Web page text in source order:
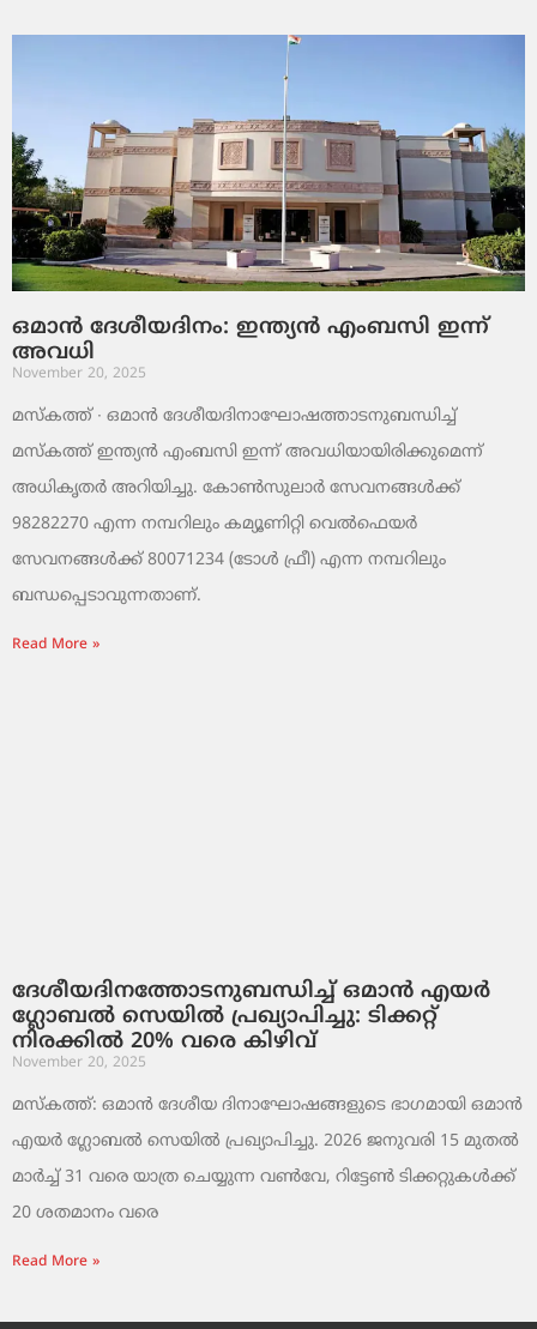
ഒമാൻ ദേശീയദിനം: ഇന്ത്യൻ എംബസി ഇന്ന്
അവധി
November 20, 2025
മസ്‌കത്ത് ∙ ഒമാൻ ദേശീയദിനാഘോഷത്താടനുബന്ധിച്ച്
മസ്‌കത്ത് ഇന്ത്യൻ എംബസി ഇന്ന് അവധിയായിരിക്കുമെന്ന്
അധികൃതർ അറിയിച്ചു. കോൺസുലാർ സേവനങ്ങൾക്ക്
98282270 എന്ന നമ്പറിലും കമ്യൂണിറ്റി വെൽഫെയർ
സേവനങ്ങൾക്ക് 80071234 (ടോൾ ഫ്രീ) എന്ന നമ്പറിലും
ബന്ധപ്പെടാവുന്നതാണ്.
Read More »
ദേശീയദിനത്തോടനുബന്ധിച്ച് ഒമാൻ എയർ
ഗ്ലോബൽ സെയിൽ പ്രഖ്യാപിച്ചു: ടിക്കറ്റ്
നിരക്കിൽ 20% വരെ കിഴിവ്
November 20, 2025
മസ്‌കത്ത്: ഒമാൻ ദേശീയ ദിനാഘോഷങ്ങളുടെ ഭാഗമായി ഒമാൻ
എയർ ഗ്ലോബൽ സെയിൽ പ്രഖ്യാപിച്ചു. 2026 ജനുവരി 15 മുതൽ
മാർച്ച് 31 വരെ യാത്ര ചെയ്യുന്ന വൺവേ, റിട്ടേൺ ടിക്കറ്റുകൾക്ക്
20 ശതമാനം വരെ
Read More »